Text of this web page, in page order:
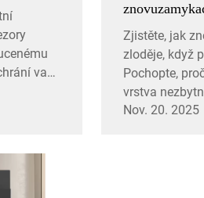
vaše
Zjistěte, jak
zloděje, když
Pochopte,
vrstva
trezorech.
Nov. 20. 2025